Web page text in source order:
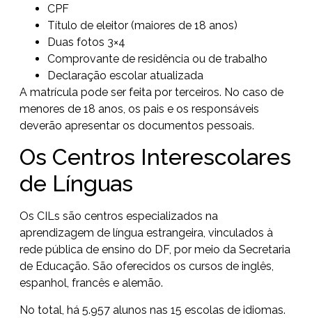
CPF
Título de eleitor (maiores de 18 anos)
Duas fotos 3×4
Comprovante de residência ou de trabalho
Declaração escolar atualizada
A matrícula pode ser feita por terceiros. No caso de
menores de 18 anos, os pais e os responsáveis
deverão apresentar os documentos pessoais.
Os Centros Interescolares
de Línguas
Os CILs são centros especializados na
aprendizagem de língua estrangeira, vinculados à
rede pública de ensino do DF, por meio da Secretaria
de Educação. São oferecidos os cursos de inglês,
espanhol, francês e alemão.
No total, há 5.957 alunos nas 15 escolas de idiomas.